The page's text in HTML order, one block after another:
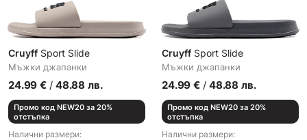
Cruyff Sport Slide
Мъжки джапанки
24.99 € / 48.88 лв.
Промо код NEW20 за 20%
отстъпка
Налични размери:
Cruyff Sport Slide
Мъжки джапанки
24.99 € / 48.88 лв.
Промо код NEW20 за 20%
отстъпка
Налични размери: